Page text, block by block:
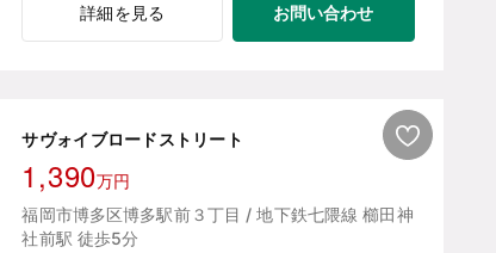
詳細を見る お問い合わせ
サヴォイブロードストリート
1,390万円
福岡市博多区博多駅前３丁目 / 地下鉄七隈線 櫛田神
社前駅 徒歩5分